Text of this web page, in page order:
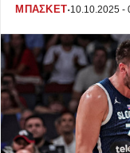
ΜΠΑΣΚΕΤ·10.10.2025 -